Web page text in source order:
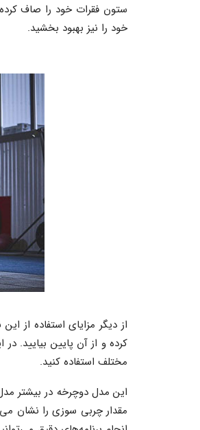
ستون فقرات خود را صاف
خود را نیز بهبود بخشید.
از دیگر مزایای استفاده از
کرده و از آن پایین بیایید.
مختلف استفاده کنید.
این مدل دوچرخه در بیشتر
مقدار چربی سوزی را نشان